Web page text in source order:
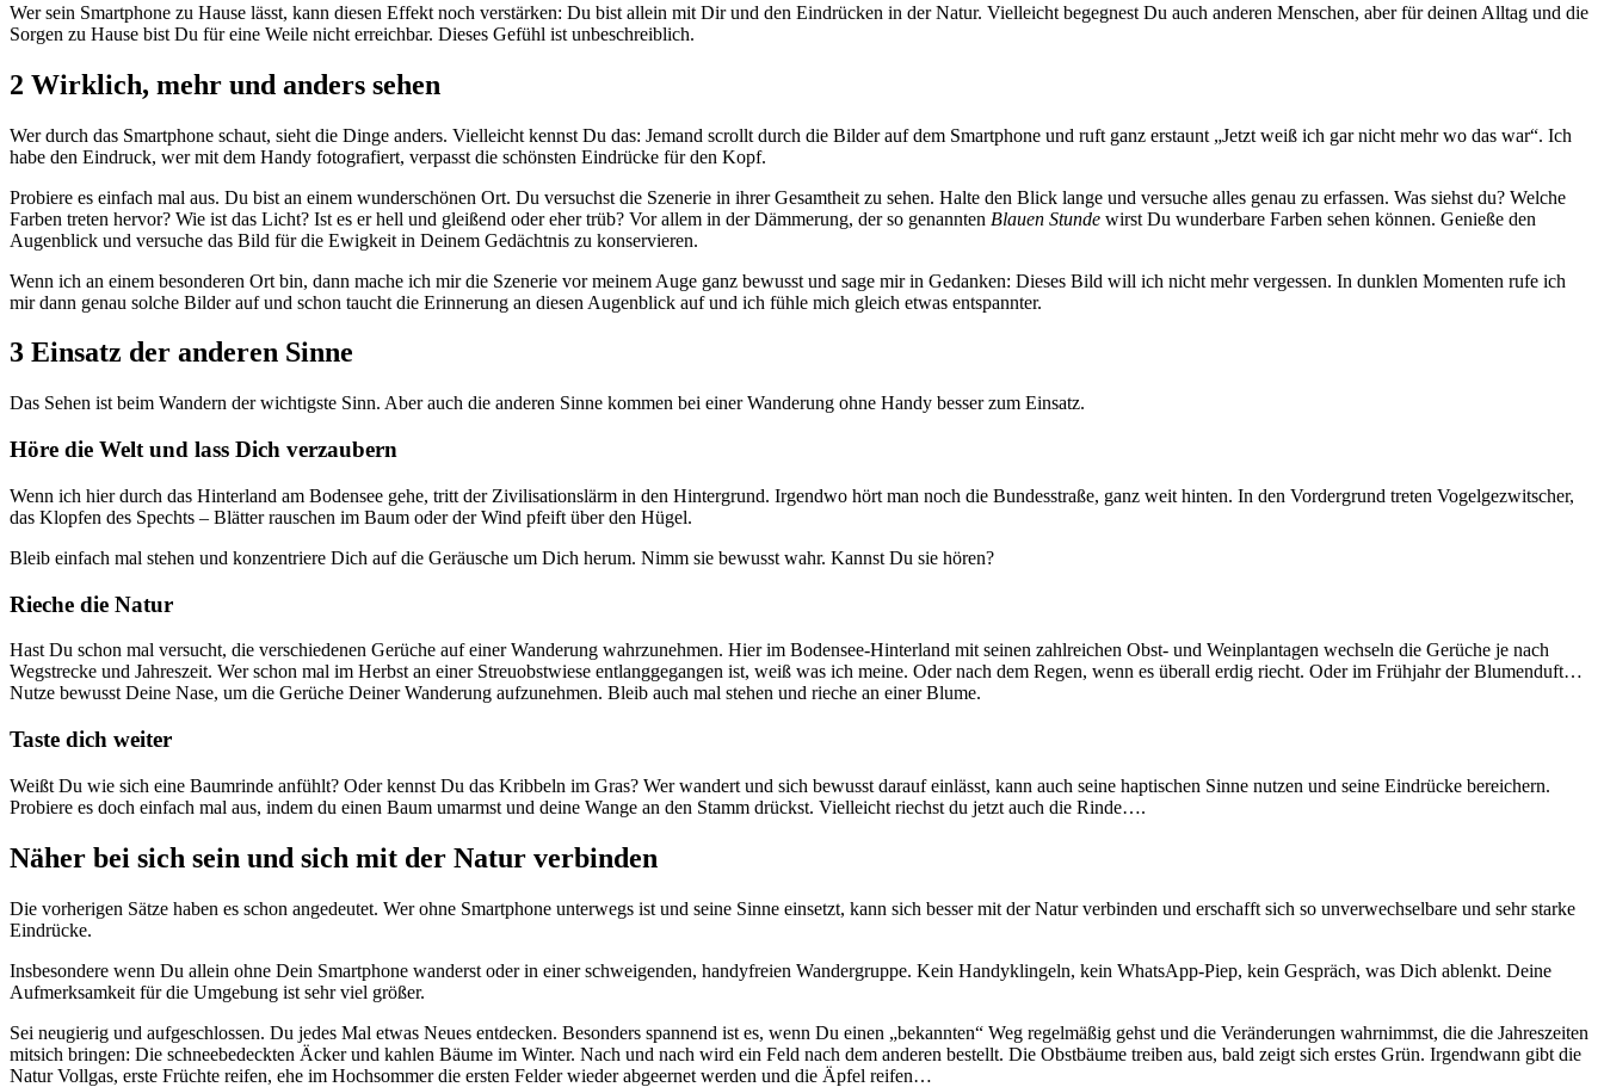
Wer sein Smartphone zu Hause lässt, kann diesen Effekt noch verstärken: Du bist allein mit Dir und den Eindrücken in der Natur. Vielleicht begegnest Du auch anderen Menschen, aber für deinen Alltag und die
Sorgen zu Hause bist Du für eine Weile nicht erreichbar. Dieses Gefühl ist unbeschreiblich.
2 Wirklich, mehr und anders sehen
Wer durch das Smartphone schaut, sieht die Dinge anders. Vielleicht kennst Du das: Jemand scrollt durch die Bilder auf dem Smartphone und ruft ganz erstaunt „Jetzt weiß ich gar nicht mehr wo das war“. Ich
habe den Eindruck, wer mit dem Handy fotografiert, verpasst die schönsten Eindrücke für den Kopf.
Probiere es einfach mal aus. Du bist an einem wunderschönen Ort. Du versuchst die Szenerie in ihrer Gesamtheit zu sehen. Halte den Blick lange und versuche alles genau zu erfassen. Was siehst du? Welche
Farben treten hervor? Wie ist das Licht? Ist es er hell und gleißend oder eher trüb? Vor allem in der Dämmerung, der so genannten Blauen Stunde wirst Du wunderbare Farben sehen können. Genieße den
Augenblick und versuche das Bild für die Ewigkeit in Deinem Gedächtnis zu konservieren.
Wenn ich an einem besonderen Ort bin, dann mache ich mir die Szenerie vor meinem Auge ganz bewusst und sage mir in Gedanken: Dieses Bild will ich nicht mehr vergessen. In dunklen Momenten rufe ich
mir dann genau solche Bilder auf und schon taucht die Erinnerung an diesen Augenblick auf und ich fühle mich gleich etwas entspannter.
3 Einsatz der anderen Sinne
Das Sehen ist beim Wandern der wichtigste Sinn. Aber auch die anderen Sinne kommen bei einer Wanderung ohne Handy besser zum Einsatz.
Höre die Welt und lass Dich verzaubern
Wenn ich hier durch das Hinterland am Bodensee gehe, tritt der Zivilisationslärm in den Hintergrund. Irgendwo hört man noch die Bundesstraße, ganz weit hinten. In den Vordergrund treten Vogelgezwitscher,
das Klopfen des Spechts – Blätter rauschen im Baum oder der Wind pfeift über den Hügel.
Bleib einfach mal stehen und konzentriere Dich auf die Geräusche um Dich herum. Nimm sie bewusst wahr. Kannst Du sie hören?
Rieche die Natur
Hast Du schon mal versucht, die verschiedenen Gerüche auf einer Wanderung wahrzunehmen. Hier im Bodensee-Hinterland mit seinen zahlreichen Obst- und Weinplantagen wechseln die Gerüche je nach
Wegstrecke und Jahreszeit. Wer schon mal im Herbst an einer Streuobstwiese entlanggegangen ist, weiß was ich meine. Oder nach dem Regen, wenn es überall erdig riecht. Oder im Frühjahr der Blumenduft…
Nutze bewusst Deine Nase, um die Gerüche Deiner Wanderung aufzunehmen. Bleib auch mal stehen und rieche an einer Blume.
Taste dich weiter
Weißt Du wie sich eine Baumrinde anfühlt? Oder kennst Du das Kribbeln im Gras? Wer wandert und sich bewusst darauf einlässt, kann auch seine haptischen Sinne nutzen und seine Eindrücke bereichern.
Probiere es doch einfach mal aus, indem du einen Baum umarmst und deine Wange an den Stamm drückst. Vielleicht riechst du jetzt auch die Rinde….
Näher bei sich sein und sich mit der Natur verbinden
Die vorherigen Sätze haben es schon angedeutet. Wer ohne Smartphone unterwegs ist und seine Sinne einsetzt, kann sich besser mit der Natur verbinden und erschafft sich so unverwechselbare und sehr starke
Eindrücke.
Insbesondere wenn Du allein ohne Dein Smartphone wanderst oder in einer schweigenden, handyfreien Wandergruppe. Kein Handyklingeln, kein WhatsApp-Piep, kein Gespräch, was Dich ablenkt. Deine
Aufmerksamkeit für die Umgebung ist sehr viel größer.
Sei neugierig und aufgeschlossen. Du jedes Mal etwas Neues entdecken. Besonders spannend ist es, wenn Du einen „bekannten“ Weg regelmäßig gehst und die Veränderungen wahrnimmst, die die Jahreszeiten
mitsich bringen: Die schneebedeckten Äcker und kahlen Bäume im Winter. Nach und nach wird ein Feld nach dem anderen bestellt. Die Obstbäume treiben aus, bald zeigt sich erstes Grün. Irgendwann gibt die
Natur Vollgas, erste Früchte reifen, ehe im Hochsommer die ersten Felder wieder abgeernet werden und die Äpfel reifen…